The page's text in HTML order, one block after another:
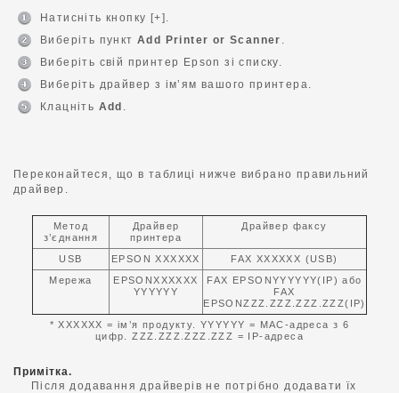
Натисніть кнопку [+].
Виберіть пункт Add Printer or Scanner
Виберіть свій принтер Epson зі списку.
Виберіть драйвер з ім’ям вашого принтера.
Клацніть Add
Переконайтеся, що в таблиці нижче вибрано правильний
драйвер.
Метод
з’єднання
Драйвер
принтера
Драйвер факсу
USB EPSON XXXXXX
FAX XXXXXX (USB)
Мережа
EPSONXXXXXX
YYYYYY
FAX EPSONYYYYYY(IP) або
FAX
EPSONZZZ.ZZZ.ZZZ.ZZZ(IP)
* XXXXXX = ім’я продукту. YYYYYY = MAC-адреса з 6
цифр. ZZZ.ZZZ.ZZZ.ZZZ = IP-адреса
Примітка.
Після додавання драйверів не потрібно додавати їх